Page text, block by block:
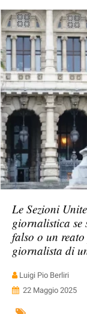
Le Sezioni
giornalistica se
falso o un
giornalista di
Luigi Pio Berliri
22 Maggio 2025